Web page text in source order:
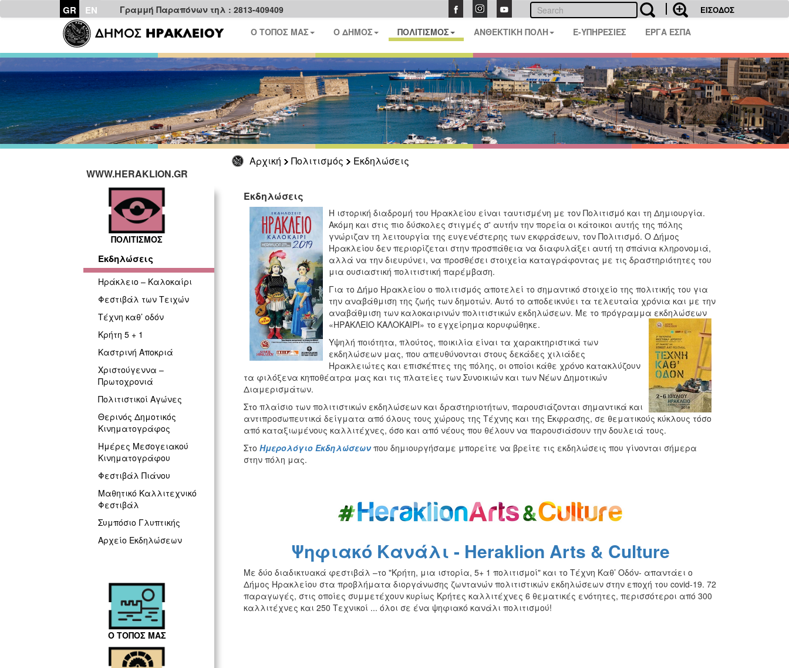
GR EN Γραμμή Παραπόνων τηλ : 2813-409409 ΕΙΣΟΔΟΣ
Ο ΤΟΠΟΣ ΜΑΣ Ο ΔΗΜΟΣ ΠΟΛΙΤΙΣΜΟΣ ΑΝΘΕΚΤΙΚΗ ΠΟΛΗ E-ΥΠΗΡΕΣΙΕΣ ΕΡΓΑ ΕΣΠΑ
Αρχική Πολιτισμός
Εκδηλώσεις
WWW.HERAKLION.GR
ΠΟΛΙΤΙΣΜΟΣ
Εκδηλώσεις
Ηράκλειο – Καλοκαίρι
Φεστιβάλ των Τειχών
Τέχνη καθ’ οδόν
Κρήτη 5 + 1
Καστρινή Αποκριά
Χριστούγεννα –
Πρωτοχρονιά
Πολιτιστικοί Αγώνες
Θερινός Δημοτικός
Κινηματογράφος
Ημέρες Μεσογειακού
Κινηματογράφου
Φεστιβάλ Πιάνου
Μαθητικό Καλλιτεχνικό
Φεστιβάλ
Συμπόσιο Γλυπτικής
Αρχείο Εκδηλώσεων
Ο ΤΟΠΟΣ ΜΑΣ
Εκδηλώσεις
Η ιστορική διαδρομή του Ηρακλείου είναι ταυτισμένη με τον Πολιτισμό και τη Δημιουργία.
Ακόμη και στις πιο δύσκολες στιγμές σ' αυτήν την πορεία οι κάτοικοι αυτής της πόλης
γνώριζαν τη λειτουργία της ευγενέστερης των εκφράσεων, τον Πολιτισμό. Ο Δήμος
Ηρακλείου δεν περιορίζεται στην προσπάθεια να διαφυλάξει αυτή τη σπάνια κληρονομιά,
αλλά να την διευρύνει, να προσθέσει στοιχεία καταγράφοντας με τις δραστηριότητες του
μια ουσιαστική πολιτιστική παρέμβαση.
Για το Δήμο Ηρακλείου ο πολιτισμός αποτελεί το σημαντικό στοιχείο της πολιτικής του για
την αναβάθμιση της ζωής των δημοτών. Αυτό το αποδεικνύει τα τελευταία χρόνια και με την
αναβάθμιση των καλοκαιρινών πολιτιστικών εκδηλώσεων. Με το πρόγραμμα εκδηλώσεων
«ΗΡΑΚΛΕΙΟ ΚΑΛΟΚΑΙΡΙ» το εγχείρημα κορυφώθηκε.
Υψηλή ποιότητα, πλούτος, ποικιλία είναι τα χαρακτηριστικά των
εκδηλώσεων μας, που απευθύνονται στους δεκάδες χιλιάδες
Ηρακλειώτες και επισκέπτες της πόλης, οι οποίοι κάθε χρόνο κατακλύζουν
τα φιλόξενα κηποθέατρα μας και τις πλατείες των Συνοικιών και των Νέων Δημοτικών
Διαμερισμάτων.
Στο πλαίσιο των πολιτιστικών εκδηλώσεων και δραστηριοτήτων, παρουσιάζονται σημαντικά και
αντιπροσωπευτικά δείγματα από όλους τους χώρους της Τέχνης και της Έκφρασης, σε θεματικούς κύκλους τόσο
από καταξιωμένους καλλιτέχνες, όσο και από νέους που θέλουν να παρουσιάσουν την δουλειά τους.
Στο Ημερολόγιο Εκδηλώσεων που δημιουργήσαμε μπορείτε να βρείτε τις εκδηλώσεις που γίνονται σήμερα
στην πόλη μας.
Ψηφιακό Κανάλι - Heraklion Arts & Culture
Με δύο διαδικτυακά φεστιβάλ –το "Κρήτη, μια ιστορία, 5+ 1 πολιτισμοί" και το Τέχνη Kαθ’ Oδόν- απαντάει ο
Δήμος Ηρακλείου στα προβλήματα διοργάνωσης ζωντανών πολιτιστικών εκδηλώσεων στην εποχή του covid-19. 72
παραγωγές, στις οποίες συμμετέχουν κυρίως Κρήτες καλλιτέχνες 6 θεματικές ενότητες, περισσότεροι από 300
καλλιτέχνες και 250 Τεχνικοί ... όλοι σε ένα ψηφιακό κανάλι πολιτισμού!